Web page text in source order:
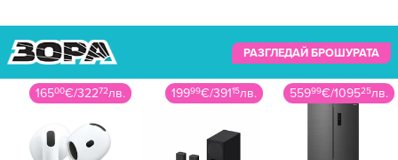
РАЗГЛЕДАЙ БРОШУРАТА
16500€/32272лв. 19999€/39115лв. 55999€/109525лв.